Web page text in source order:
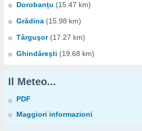
Dorobanţu (15.47 km)
Grădina (15.98 km)
Târguşor (17.27 km)
Ghindăreşti (19.68 km)
Il Meteo...
PDF
Maggiori informazioni